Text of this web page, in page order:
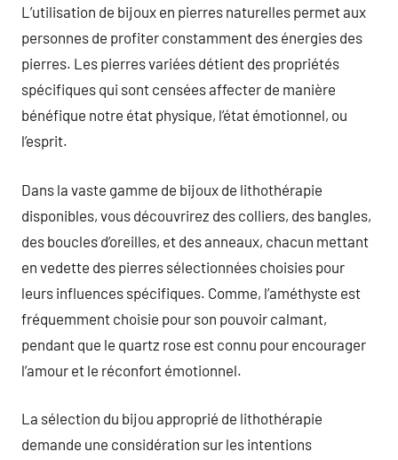
L’utilisation de bijoux en pierres naturelles permet aux
personnes de profiter constamment des énergies des
pierres. Les pierres variées détient des propriétés
spécifiques qui sont censées affecter de manière
bénéfique notre état physique, l’état émotionnel, ou
l’esprit.
Dans la vaste gamme de bijoux de lithothérapie
disponibles, vous découvrirez des colliers, des bangles,
des boucles d’oreilles, et des anneaux, chacun mettant
en vedette des pierres sélectionnées choisies pour
leurs influences spécifiques. Comme, l’améthyste est
fréquemment choisie pour son pouvoir calmant,
pendant que le quartz rose est connu pour encourager
l’amour et le réconfort émotionnel.
La sélection du bijou approprié de lithothérapie
demande une considération sur les intentions